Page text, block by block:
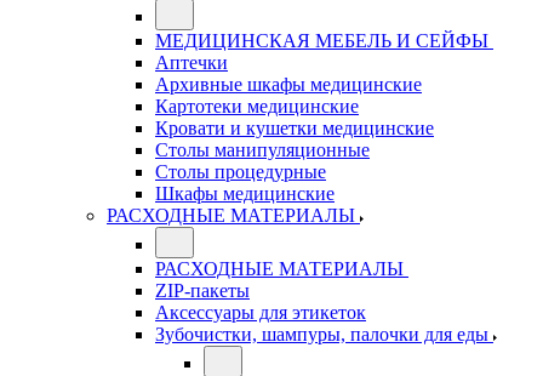
МЕДИЦИНСКАЯ МЕБЕЛЬ И СЕЙФЫ
Аптечки
Архивные шкафы медицинские
Картотеки медицинские
Кровати и кушетки медицинские
Столы манипуляционные
Столы процедурные
Шкафы медицинские
РАСХОДНЫЕ МАТЕРИАЛЫ
РАСХОДНЫЕ МАТЕРИАЛЫ
ZIP-пакеты
Аксессуары для этикеток
Зубочистки, шампуры, палочки для еды